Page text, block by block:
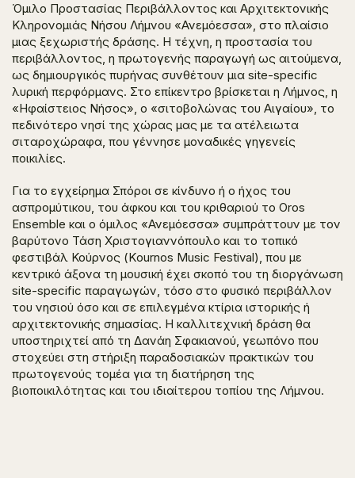
Όμιλο Προστασίας Περιβάλλοντος και Αρχιτεκτονικής
Κληρονομιάς Νήσου Λήμνου «Ανεμόεσσα», στο πλαίσιο
μιας ξεχωριστής δράσης. Η τέχνη, η προστασία του
περιβάλλοντος, η πρωτογενής παραγωγή ως αιτούμενα,
ως δημιουργικός πυρήνας συνθέτουν μια site-specific
λυρική περφόρμανς. Στο επίκεντρο βρίσκεται η Λήμνος, η
«Ηφαίστειος Νήσος», ο «σιτοβολώνας του Αιγαίου», το
πεδινότερο νησί της χώρας μας με τα ατέλειωτα
σιταροχώραφα, που γέννησε μοναδικές γηγενείς
ποικιλίες.
Για το εγχείρημα Σπόροι σε κίνδυνο ή ο ήχος του
ασπρομύτικου, του άφκου και του κριθαριού το Oros
Ensemble και ο όμιλος «Ανεμόεσσα» συμπράττουν με τον
βαρύτονο Τάση Χριστογιαννόπουλο και το τοπικό
φεστιβάλ Κούρνος (Κournos Music Festival), που με
κεντρικό άξονα τη μουσική έχει σκοπό του τη διοργάνωση
site-specific παραγωγών, τόσο στο φυσικό περιβάλλον
του νησιού όσο και σε επιλεγμένα κτίρια ιστορικής ή
αρχιτεκτονικής σημασίας. Η καλλιτεχνική δράση θα
υποστηριχτεί από τη Δανάη Σφακιανού, γεωπόνο που
στοχεύει στη στήριξη παραδοσιακών πρακτικών του
πρωτογενούς τομέα για τη διατήρηση της
βιοποικιλότητας και του ιδιαίτερου τοπίου της Λήμνου.